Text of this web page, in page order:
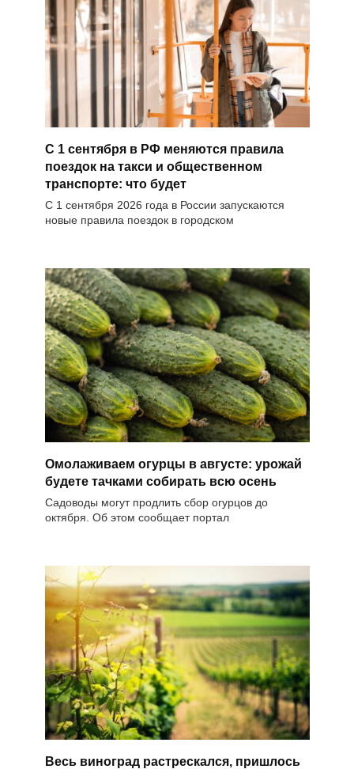
С 1 сентября в РФ меняются правила
поездок на такси и общественном
транспорте: что будет
С 1 сентября 2026 года в России запускаются
новые правила поездок в городском
Омолаживаем огурцы в августе: урожай
будете тачками собирать всю осень
Садоводы могут продлить сбор огурцов до
октября. Об этом сообщает портал
Весь виноград растрескался, пришлось